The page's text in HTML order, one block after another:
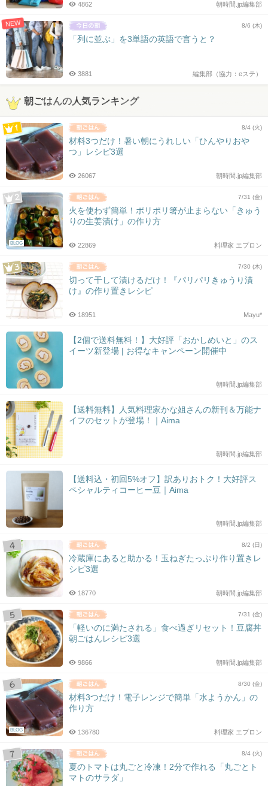
朝時間.jp編集部
4862
NEW 8/6 (木)
「列に並ぶ」を3単語の英語で言うと？
編集部（協力：eステ）
3881
朝ごはんの人気ランキング
8/4 (火)
材料3つだけ！暑い朝にうれしい「ひんやりおや
つ」レシピ3選
朝時間.jp編集部
26067
BLOG
7/31 (金)
火を使わず簡単！ポリポリ箸が止まらない「きゅう
りの生姜漬け」の作り方
料理家 エプロン
22869
7/30 (木)
切って干して漬けるだけ！『パリパリきゅうり漬
け』の作り置きレシピ
Mayu*
18951
【2個で送料無料！】大好評「おかしめいと」のス
イーツ新登場 | お得なキャンペーン開催中
朝時間.jp編集部
【送料無料】人気料理家かな姐さんの新刊＆万能ナ
イフのセットが登場！｜Aima
朝時間.jp編集部
【送料込・初回5%オフ】訳ありおトク！大好評ス
ペシャルティコーヒー豆｜Aima
朝時間.jp編集部
8/2 (日)
冷蔵庫にあると助かる！玉ねぎたっぷり作り置きレ
シピ3選
朝時間.jp編集部
18770
7/31 (金)
「軽いのに満たされる」食べ過ぎリセット！豆腐丼
朝ごはんレシピ3選
朝時間.jp編集部
9866
BLOG
8/30 (金)
材料3つだけ！電子レンジで簡単「水ようかん」の
作り方
料理家 エプロン
136780
8/4 (火)
夏のトマトは丸ごと冷凍！2分で作れる「丸ごとト
マトのサラダ」